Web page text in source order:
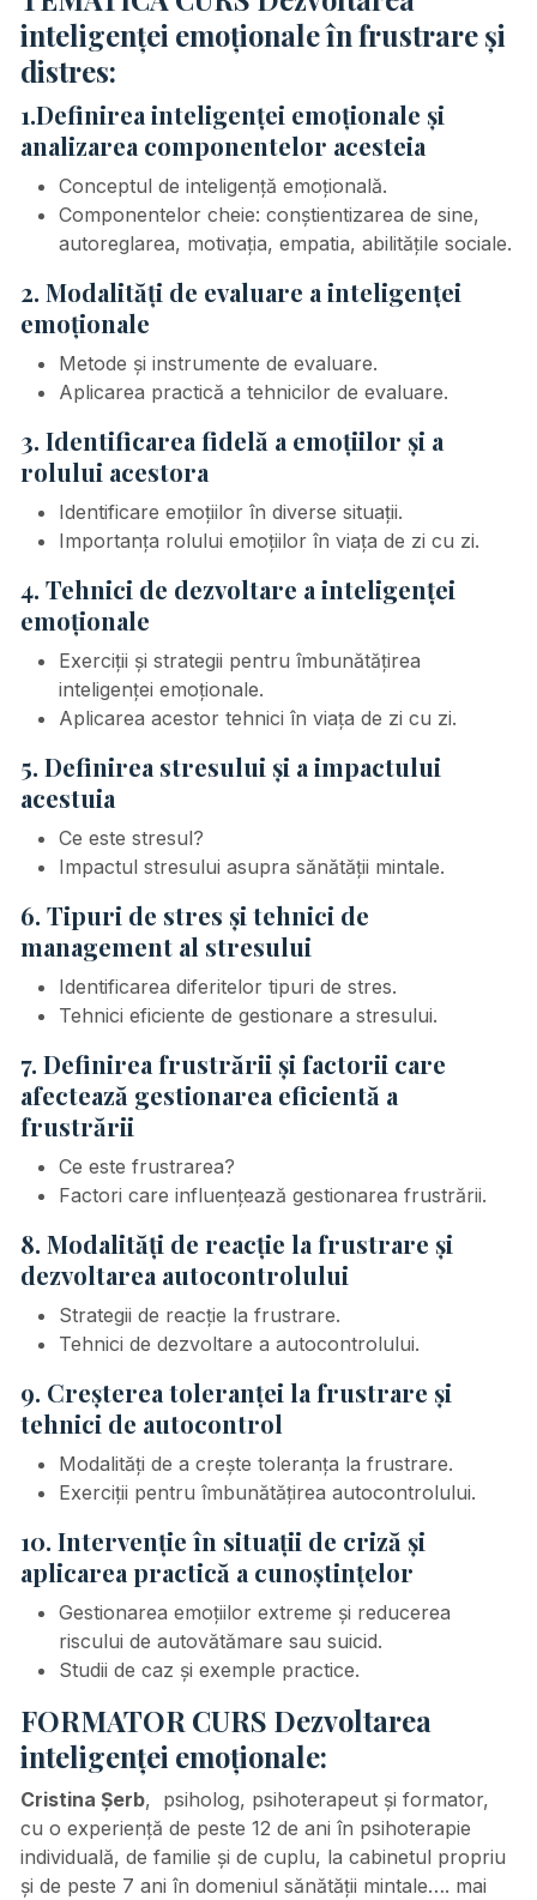
inteligenței emoționale în frustrare și
distres:
1.Definirea inteligenței emoționale și
analizarea componentelor acesteia
Conceptul de inteligență emoțională.
Componentelor cheie: conștientizarea de sine,
autoreglarea, motivația, empatia, abilitățile sociale.
2. Modalități de evaluare a inteligenței
emoționale
Metode și instrumente de evaluare.
Aplicarea practică a tehnicilor de evaluare.
3. Identificarea fidelă a emoțiilor și a
rolului acestora
Identificare emoțiilor în diverse situații.
Importanța rolului emoțiilor în viața de zi cu zi.
4. Tehnici de dezvoltare a inteligenței
emoționale
Exerciții și strategii pentru îmbunătățirea
inteligenței emoționale.
Aplicarea acestor tehnici în viața de zi cu zi.
5. Definirea stresului și a impactului
acestuia
Ce este stresul?
Impactul stresului asupra sănătății mintale.
6. Tipuri de stres și tehnici de
management al stresului
Identificarea diferitelor tipuri de stres.
Tehnici eficiente de gestionare a stresului.
7. Definirea frustrării și factorii care
afectează gestionarea eficientă a
frustrării
Ce este frustrarea?
Factori care influențează gestionarea frustrării.
8. Modalități de reacție la frustrare și
dezvoltarea autocontrolului
Strategii de reacție la frustrare.
Tehnici de dezvoltare a autocontrolului.
9. Creșterea toleranței la frustrare și
tehnici de autocontrol
Modalități de a crește toleranța la frustrare.
Exerciții pentru îmbunătățirea autocontrolului.
10. Intervenție în situații de criză și
aplicarea practică a cunoștințelor
Gestionarea emoțiilor extreme și reducerea
riscului de autovătămare sau suicid.
Studii de caz și exemple practice.
FORMATOR CURS Dezvoltarea
inteligenței emoționale:
Cristina Șerb, psiholog, psihoterapeut şi formator,
cu o experiență de peste 12 de ani în psihoterapie
individuală, de familie și de cuplu, la cabinetul propriu
și de peste 7 ani în domeniul sănătății mintale…. mai